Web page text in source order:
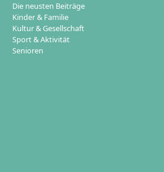
Die neusten Beiträge
Kinder & Familie
Kultur & Gesellschaft
Sport & Aktivität
Senioren